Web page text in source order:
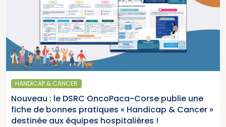
HANDICAP & CANCER
Nouveau : le DSRC OncoPaca-Corse publie une
fiche de bonnes pratiques « Handicap & Cancer »
destinée aux équipes hospitalières !